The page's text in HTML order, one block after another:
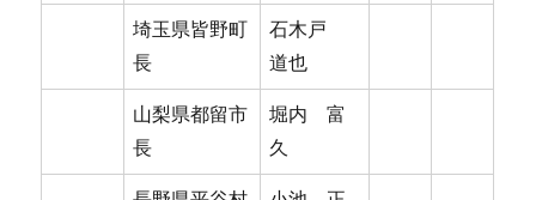
埼玉県皆野町
長
石木戸
道也
山梨県都留市
長
堀内 富
久